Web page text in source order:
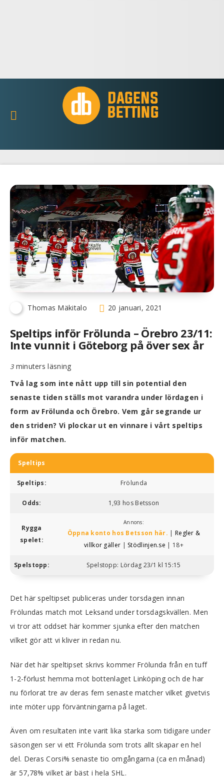
Thomas Mäkitalo 20 januari, 2021
Speltips inför Frölunda – Örebro 23/11:
Inte vunnit i Göteborg på över sex år
3minuters läsning
Två lag som inte nått upp till sin potential den
senaste tiden ställs mot varandra under lördagen i
form av Frölunda och Örebro. Vem går segrande ur
den striden? Vi plockar ut en vinnare i vårt speltips
inför matchen.
Speltips
Speltips: Frölunda
Odds: 1,93 hos Betsson
Rygga
spelet:
Annons:
Öppna konto hos Betsson här. | Regler &
villkor gäller | Stödlinjen.se | 18+
Spelstopp: Spelstopp: Lördag 23/1 kl 15:15
Det här speltipset publiceras under torsdagen innan
Frölundas match mot Leksand under torsdagskvällen. Men
vi tror att oddset här kommer sjunka efter den matchen
vilket gör att vi kliver in redan nu.
När det här speltipset skrivs kommer Frölunda från en tuff
1-2-förlust hemma mot bottenlaget Linköping och de har
nu förlorat tre av deras fem senaste matcher vilket givetvis
inte möter upp förväntningarna på laget.
Även om resultaten inte varit lika starka som tidigare under
säsongen ser vi ett Frölunda som trots allt skapar en hel
del. Deras Corsi% senaste tio omgångarna (ca en månad)
är 57,78% vilket är bäst i hela SHL.